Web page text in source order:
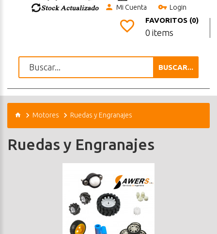
Mi Cuenta Login
FAVORITOS (0)
0 items
BUSCAR...
Motores Ruedas y Engranajes
Ruedas y Engranajes